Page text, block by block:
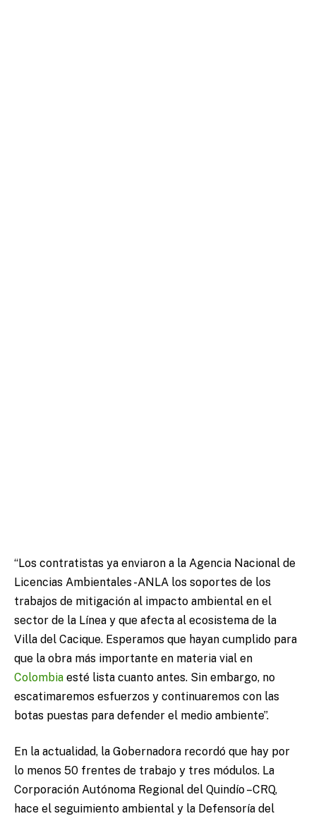
“Los contratistas ya enviaron a la Agencia Nacional de
Licencias Ambientales -ANLA los soportes de los
trabajos de mitigación al impacto ambiental en el
sector de la Línea y que afecta al ecosistema de la
Villa del Cacique. Esperamos que hayan cumplido para
que la obra más importante en materia vial en
Colombia esté lista cuanto antes. Sin embargo, no
escatimaremos esfuerzos y continuaremos con las
botas puestas para defender el medio ambiente”.
En la actualidad, la Gobernadora recordó que hay por
lo menos 50 frentes de trabajo y tres módulos. La
Corporación Autónoma Regional del Quindío –CRQ,
hace el seguimiento ambiental y la Defensoría del